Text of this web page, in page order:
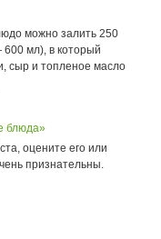
можно залить 250
мл), в который
сыр и топленое масло
блюда»
оцените его или
признательны.